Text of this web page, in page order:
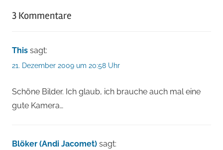
3 Kommentare
This sagt:
21. Dezember 2009 um 20:58 Uhr
Schöne Bilder. Ich glaub, ich brauche auch mal eine
gute Kamera…
Blöker (Andi Jacomet) sagt: